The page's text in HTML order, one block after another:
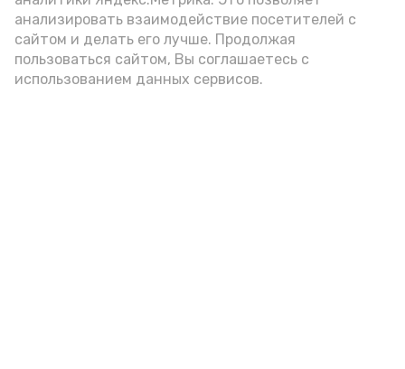
анализировать взаимодействие посетителей с
сайтом и делать его лучше. Продолжая
пользоваться сайтом, Вы соглашаетесь с
использованием данных сервисов.